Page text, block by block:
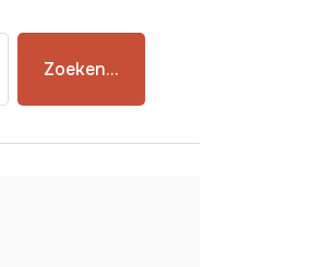
Zoeken...